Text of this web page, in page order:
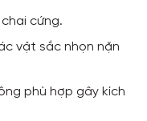
cứng.
vật sắc nhọn nặn
phù hợp gây kích